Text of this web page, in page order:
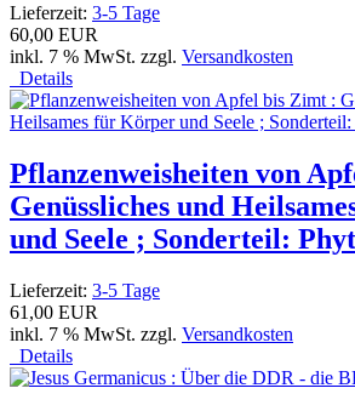
Lieferzeit: 3-5 Tage
60,00 EUR
inkl. 7 % MwSt. zzgl. Versandkosten
Details
Pflanzenweisheiten von
Genüssliches und
und Seele ; Sonderteil:
Lieferzeit: 3-5 Tage
61,00 EUR
inkl. 7 % MwSt. zzgl. Versandkosten
Details